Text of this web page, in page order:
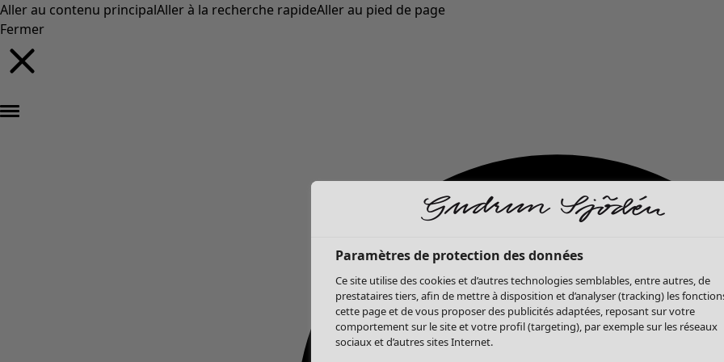
Aller au contenu principalAller à la recherche rapideAller au pied de page
Fermer
Paramètres de protection des données
Ce site utilise des cookies et d’autres technologies semblables, entre autres, de
prestataires tiers, afin de mettre à disposition et d’analyser (tracking) les
cette page et de vous proposer des publicités adaptées, reposant sur votre
comportement sur le site et votre profil (targeting), par exemple sur les réseaux
sociaux et d’autres sites Internet.